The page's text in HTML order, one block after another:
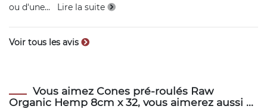
ou d'une... Lire la suite
Voir tous les avis
Vous aimez Cones pré-roulés Raw
Organic Hemp 8cm x 32, vous aimerez aussi ...